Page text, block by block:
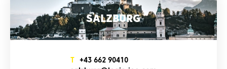
SALZBURG
T +4‌3‌ 6‌6‌2‌ 9‌0‌4‌1‌0‌